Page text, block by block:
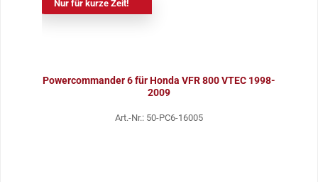
Nur für kurze Zeit!
Powercommander 6 für Honda VFR 800 VTEC 1998-
2009
Art.-Nr.: 50-PC6-16005